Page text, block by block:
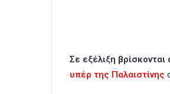
Σε εξέλιξη
υπέρ της Παλαιστίνης